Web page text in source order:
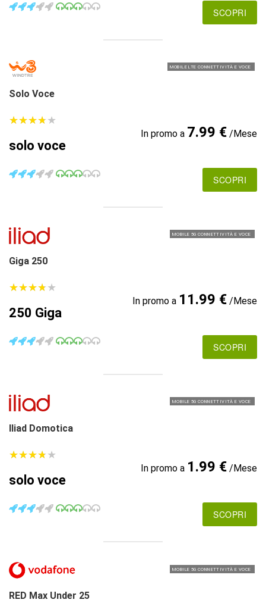
SCOPRI
MOBILE LTE CONNETTIVITÀ E VOCE
Solo Voce
★★★★★
★★★★★
solo voce
In promo a 7.99 €/Mese
SCOPRI
MOBILE 5G CONNETTIVITÀ E VOCE
Giga 250
★★★★★
★★★★★
250 Giga
In promo a 11.99 €/Mese
SCOPRI
MOBILE 5G CONNETTIVITÀ E VOCE
Iliad Domotica
★★★★★
★★★★★
solo voce
In promo a 1.99 €/Mese
SCOPRI
MOBILE 5G CONNETTIVITÀ E VOCE
RED Max Under 25